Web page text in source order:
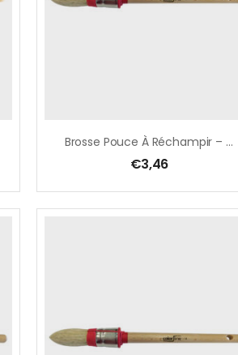
Brosse Pouce À Réchampir – Laqueur Ø 10 Mm, Pure Soie Blanche, Avec Ficelle
€3,46